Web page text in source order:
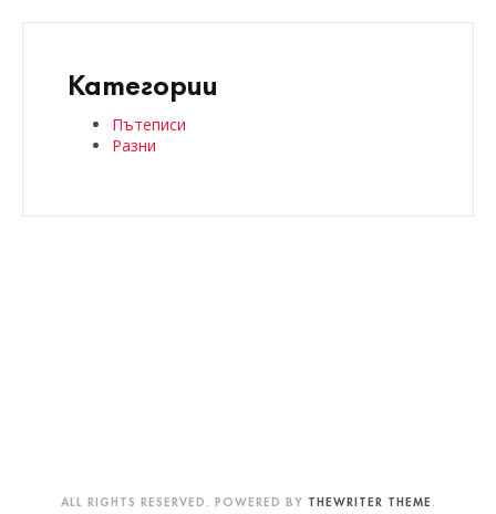
Категории
Пътеписи
Разни
ALL RIGHTS RESERVED. POWERED BY THEWRITER THEME